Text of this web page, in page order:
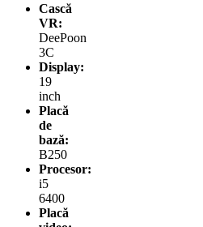
Cască
VR:
DeePoon
3C
Display:
19
inch
Placă
de
bază:
B250
Procesor:
i5
6400
Placă